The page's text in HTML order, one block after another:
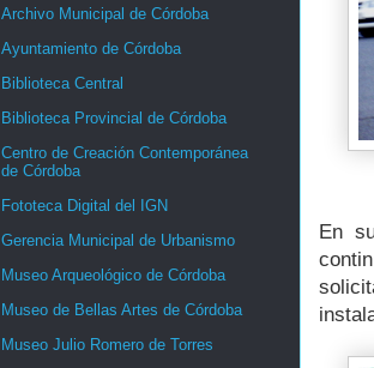
En
Archivo Municipal de Córdoba
Ayuntamiento de Córdoba
Biblioteca Central
Biblioteca Provincial de Córdoba
Centro de Creación Contemporánea
de Córdoba
Fototeca Digital del IGN
Gerencia Municipal de Urbanismo
Museo Arqueológico de Córdoba
Museo de Bellas Artes de Córdoba
Museo Julio Romero de Torres